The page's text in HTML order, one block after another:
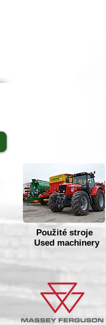
Použité stroje
Used machinery